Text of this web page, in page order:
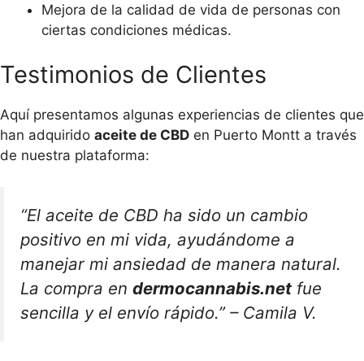
Mejora de la calidad de vida de personas con
ciertas condiciones médicas.
Testimonios de Clientes
Aquí presentamos algunas experiencias de clientes que
han adquirido aceite de CBD en Puerto Montt a través
de nuestra plataforma:
“El aceite de CBD ha sido un cambio
positivo en mi vida, ayudándome a
manejar mi ansiedad de manera natural.
La compra en dermocannabis.net fue
sencilla y el envío rápido.” – Camila V.